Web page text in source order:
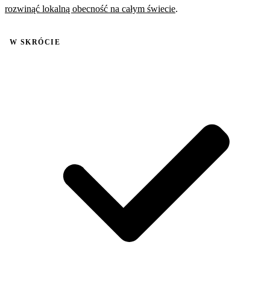
rozwinąć lokalną obecność na całym świecie.
W SKRÓCIE